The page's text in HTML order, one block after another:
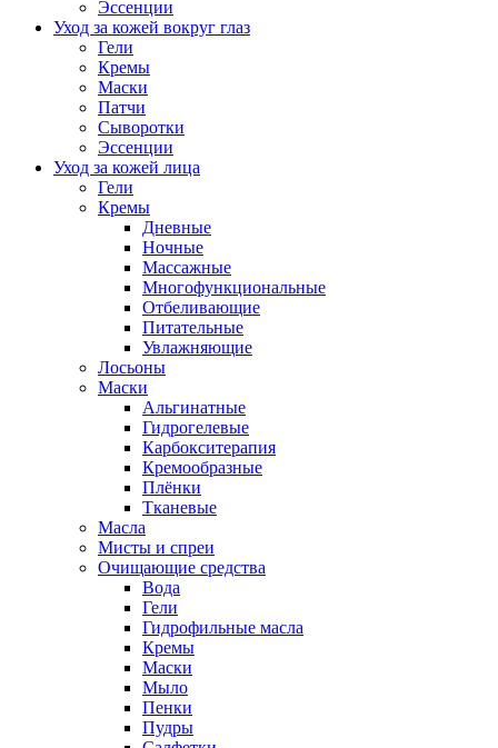
Эссенции
Уход за кожей вокруг глаз
Гели
Кремы
Маски
Патчи
Сыворотки
Эссенции
Уход за кожей лица
Гели
Кремы
Дневные
Ночные
Массажные
Многофункциональные
Отбеливающие
Питательные
Увлажняющие
Лосьоны
Маски
Альгинатные
Гидрогелевые
Карбокситерапия
Кремообразные
Плёнки
Тканевые
Масла
Мисты и спреи
Очищающие средства
Вода
Гели
Гидрофильные масла
Кремы
Маски
Мыло
Пенки
Пудры